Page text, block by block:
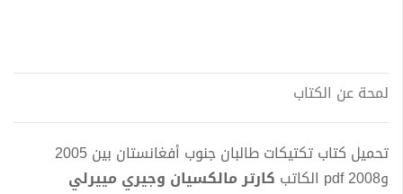
لمحة عن الكتاب
تحميل كتاب تكتيكات طالبان جنوب أفغانستان بين 2005
و2008 pdf الكاتب
كارتر مالكسيان وجيري مييرلي